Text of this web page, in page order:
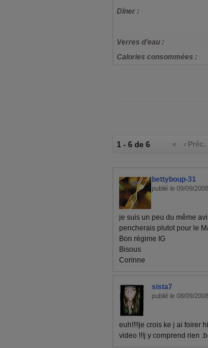
Dîner :
Verres d'eau :
Calories consommées :
1 - 6 de 6 « ‹ Préc.
bettyboup-31
publié le 09/09/
je suis un peu du même
pencherais plutot pour le
Bon régime IG
Bisous
Corinne
sista7
publié le 08/09/
euh!!!!je crois ke j ai foirer
video !!!j y comprend rien